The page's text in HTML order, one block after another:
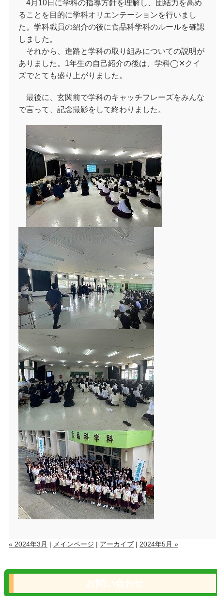
4月10日に学科の指導方針を理解し、団結力を高め
ることを目的に学科オリエンテーションを行いまし
た。学科職員の紹介の後に食品科学科のルールを確認
しました。
それから、進路と学科の取り組みについての説明が
ありました。1年生の自己紹介の後は、学科◯✕クイ
ズでとても盛り上がりました。
最後に、玄関前で学科のキャッチフレーズをみんな
で言って、記念撮影をして終わりました。
« 2024年3月 | メインページ | アーカイブ | 2024年5月 »